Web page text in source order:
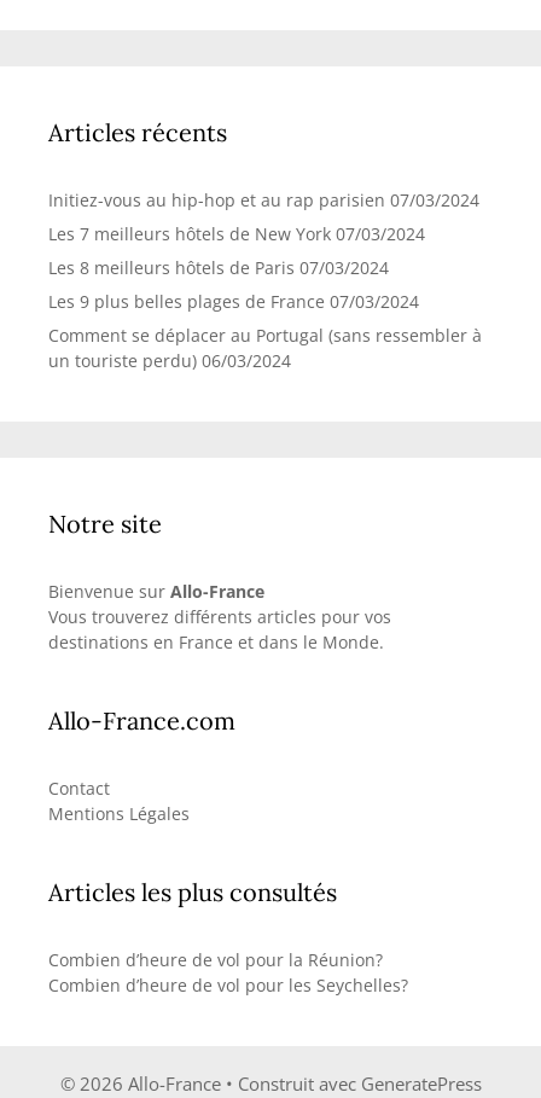
Articles récents
Initiez-vous au hip-hop et au rap parisien 07/03/2024
Les 7 meilleurs hôtels de New York 07/03/2024
Les 8 meilleurs hôtels de Paris 07/03/2024
Les 9 plus belles plages de France 07/03/2024
Comment se déplacer au Portugal (sans ressembler à
un touriste perdu) 06/03/2024
Notre site
Bienvenue sur Allo-France
Vous trouverez différents articles pour vos
destinations en France et dans le Monde.
Allo-France.com
Contact
Mentions Légales
Articles les plus consultés
Combien d’heure de vol pour la Réunion?
Combien d’heure de vol pour les Seychelles?
© 2026 Allo-France• Construit avec GeneratePress